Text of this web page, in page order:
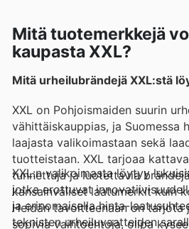
Mitä tuotemerkkejä
kaupasta XXL?
Mitä urheilubrändejä XXL:stä
XXL on Pohjoismaiden suurin
vähittäiskauppias, ja Suomessa
laajasta valikoimastaan sekä
tuotteistaan. XXL tarjoaa
tunnettuja ja luotettavia
kansainväliset laatumerkit kuin
Heidän tavoitteenaan on tarjota
sopivia vaihtoehtoja, olipa
XXL:n valikoimasta löytyy
jotka erottuvat
ja erinomaisella hinta-
teknisten urheiluvaatteiden